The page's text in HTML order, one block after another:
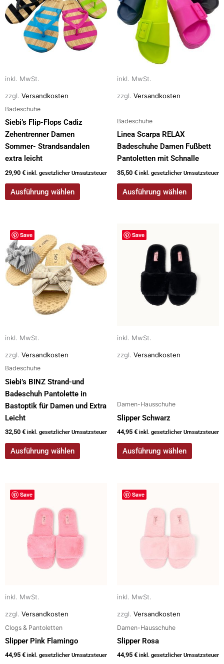
inkl. MwSt.
zzgl. Versandkosten
Badeschuhe
Siebi’s Flip-Flops Cadiz
Zehentrenner Damen
Sommer- Strandsandalen
extra leicht
29,90 € inkl. gesetzlicher Umsatzsteuer
Ausführung wählen
mehrere
Varianten
Optionen
auf
Produktseite
gewählt
werden
inkl. MwSt.
zzgl. Versandkosten
Badeschuhe
Linea Scarpa RELAX
Badeschuhe Damen Fußbett
Pantoletten mit Schnalle
35,50 € inkl. gesetzlicher Umsatzsteuer
Ausführung wählen
mehrere
Varianten
Optionen
auf
Produktseite
werden
Save
inkl. MwSt.
zzgl. Versandkosten
Badeschuhe
Siebi’s BINZ Strand-und
Badeschuh Pantolette in
Bastoptik für Damen und Extra
Leicht
32,50 € inkl. gesetzlicher Umsatzsteuer
Ausführung wählen
Dieses
Produkt
weist
mehrere
Varianten
auf.
Optionen
auf
Produktseite
gewählt
werden
Save
inkl. MwSt.
zzgl. Versandkosten
Damen-Hausschuhe
Slipper Schwarz
44,95 € inkl. gesetzlicher Umsatzsteuer
Ausführung wählen
Dieses
Produkt
Varianten
auf
Produktseite
Save
inkl. MwSt.
zzgl. Versandkosten
Clogs & Pantoletten
Slipper Pink Flamingo
44,95 € inkl. gesetzlicher Umsatzsteuer
Dieses
Produkt
Varianten
auf
Produktseite
gewählt
werden
Save
inkl. MwSt.
zzgl. Versandkosten
Damen-Hausschuhe
Slipper Rosa
44,95 € inkl. gesetzlicher Umsatzsteuer
Dieses
Produkt
Varianten
auf
Produktseite
gewählt
werden